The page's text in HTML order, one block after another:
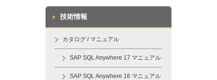
技術情報
カタログ / マニュアル
SAP SQL Anywhere 17 マニュアル
SAP SQL Anywhere 16 マニュアル